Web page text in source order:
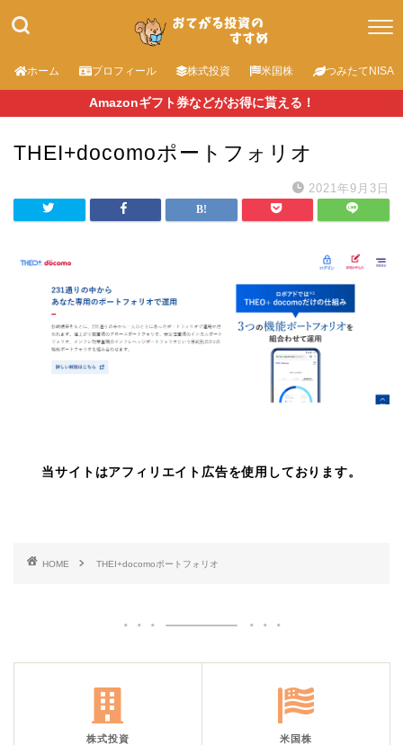
ホーム プロフィール 株式投資 米国株 つみたてNISA
Amazonギフト券などがお得に貰える！
THEI+docomoポートフォリオ
2021年9月3日
当サイトはアフィリエイト広告を使用しております。
HOME THEI+docomoポートフォリオ
株式投資 米国株